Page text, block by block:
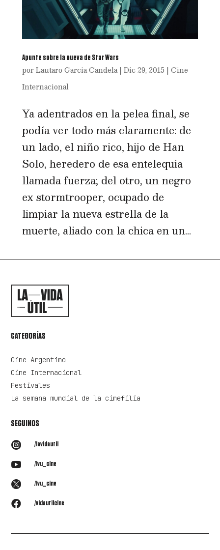
Apunte sobre la nueva de Star Wars
por Lautaro Garcia Candela| Dic 29, 2015 | Cine
Internacional
Ya adentrados en la pelea final, se
podía ver todo más claramente: de
un lado, el niño rico, hijo de Han
Solo, heredero de esa entelequia
llamada fuerza; del otro, un negro
ex stormtrooper, ocupado de
limpiar la nueva estrella de la
muerte, aliado con la chica en un...
CATEGORÍAS
Cine Argentino
Cine Internacional
Festivales
La semana mundial de la cinefilia
SEGUINOS
 /lavidautil
 /lvu_cine
 /lvu_cine
 /vidautilcine